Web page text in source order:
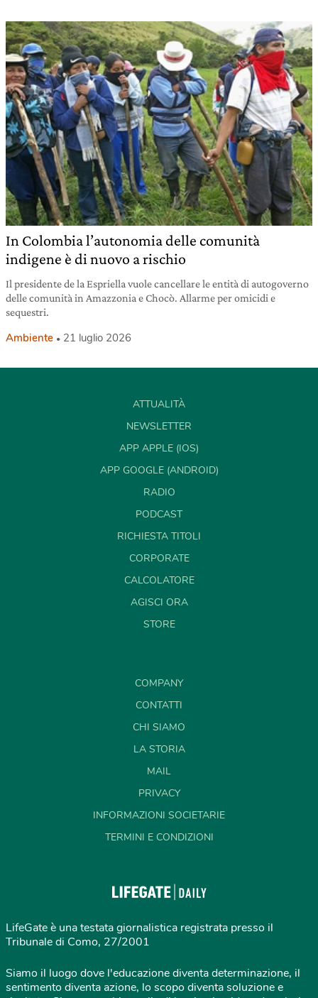
In Colombia l’autonomia delle comunità
indigene è di nuovo a rischio
Il presidente de la Espriella vuole cancellare le entità di autogoverno
delle comunità in Amazzonia e Chocò. Allarme per omicidi e
sequestri.
Ambiente 21 luglio 2026
ATTUALITÀ
NEWSLETTER
APP APPLE (IOS)
APP GOOGLE (ANDROID)
RADIO
PODCAST
RICHIESTA TITOLI
CORPORATE
CALCOLATORE
AGISCI ORA
STORE
COMPANY
CONTATTI
CHI SIAMO
LA STORIA
MAIL
PRIVACY
INFORMAZIONI SOCIETARIE
TERMINI E CONDIZIONI
LifeGate è una testata giornalistica registrata presso il
Tribunale di Como, 27/2001
Siamo il luogo dove l'educazione diventa determinazione, il
sentimento diventa azione, lo scopo diventa soluzione e